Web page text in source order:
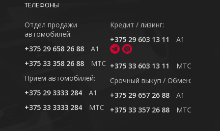
ТЕЛЕФОНЫ
Отдел продажи
автомобилей:
+375 29 658 26 88
A1
+375 33 358 26 88
MTC
Приём автомобилей:
+375 29 3333 284
A1
+375 33 3333 284
MTC
Кредит / лизинг:
+375 29 603 13 11
A1
+375 33 603 13 11
MTC
Cрочный выкуп / Обмен:
+375 29 657 26 88
A1
+375 33 357 26 88
MTC